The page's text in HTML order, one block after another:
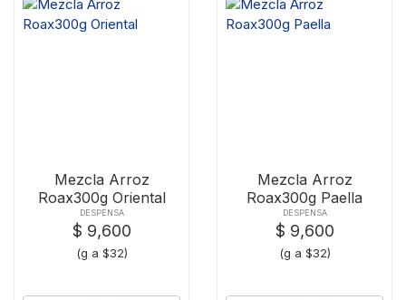
Mezcla Arroz
Roax300g Oriental
DESPENSA
$ 9,600
(g a $32)
Mezcla Arroz
Roax300g Paella
DESPENSA
$ 9,600
(g a $32)